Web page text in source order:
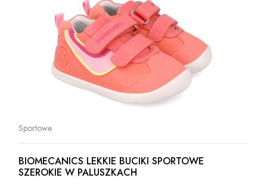
Sportowe
BIOMECANICS LEKKIE BUCIKI SPORTOWE
SZEROKIE W PALUSZKACH